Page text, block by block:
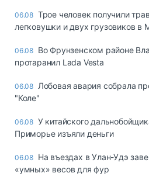
06.08 Трое человек получили
легковушки и двух грузовиков в
06.08 Во Фрунзенском районе
протаранил Lada Vesta
06.08 Лобовая авария собрала
"Коле"
06.08 У китайского
Приморье изъяли деньги
06.08 Ha въeздax в Улaн-Удэ
«yмныx» вecoв для фyp